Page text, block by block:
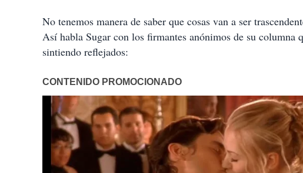
No tenemos manera de saber que cosas van a ser
Así habla Sugar con los firmantes anónimos de su columna
sintiendo reflejados: